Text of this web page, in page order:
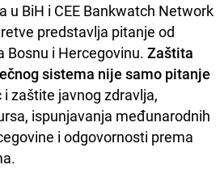
u BiH i CEE Bankwatch Network
predstavlja pitanje od
Bosnu i Hercegovinu. Zaštita
sistema nije samo pitanje
i zaštite javnog zdravlja,
ispunjavanja međunarodnih
i odgovornosti prema